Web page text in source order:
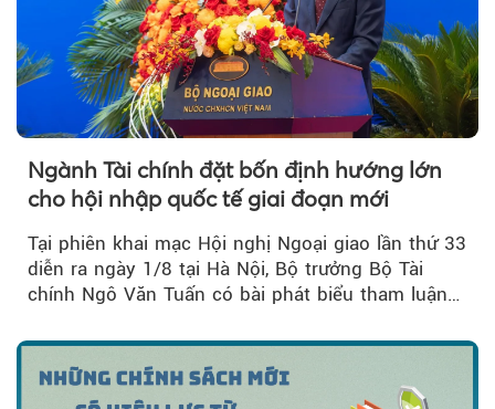
Ngành Tài chính đặt bốn định hướng lớn
cho hội nhập quốc tế giai đoạn mới
Tại phiên khai mạc Hội nghị Ngoại giao lần thứ 33
diễn ra ngày 1/8 tại Hà Nội, Bộ trưởng Bộ Tài
chính Ngô Văn Tuấn có bài phát biểu tham luận